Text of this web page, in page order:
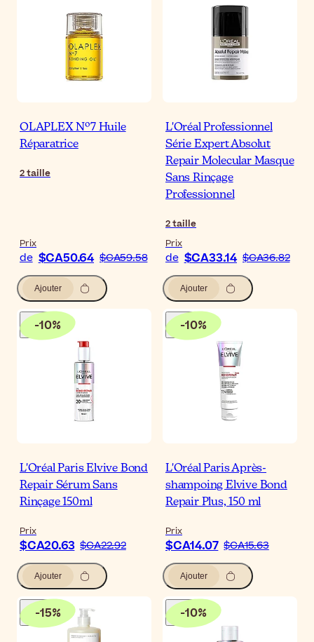
OLAPLEX Nº7 Huile
Réparatrice
2taille
Prix
de $CA50.64 $CA59.58
Ajouter
L'Oréal Professionnel
Série Expert Absolut
Repair Molecular Masque
Sans Rinçage
Professionnel
2taille
Prix
de $CA33.14 $CA36.82
Ajouter
-10%
L'Oréal Paris Elvive Bond
Repair Sérum Sans
Rinçage 150ml
Prix
$CA20.63 $CA22.92
Ajouter
-10%
L'Oréal Paris Après-
shampoing Elvive Bond
Repair Plus, 150 ml
Prix
$CA14.07 $CA15.63
Ajouter
-15% -10%